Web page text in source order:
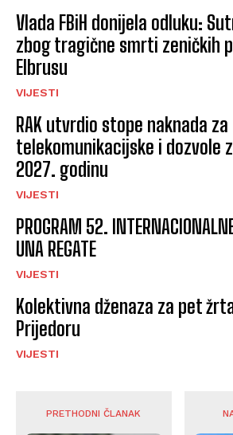
Vlada FBiH donijela odluku:
zbog tragične smrti zeničkih
Elbrusu
VIJESTI
RAK utvrdio stope naknada za
telekomunikacijske i dozvole
2027. godinu
VIJESTI
PROGRAM 52.
UNA REGATE
VIJESTI
Kolektivna dženaza za pet
Prijedoru
VIJESTI
PRETHODNI ČLANAK